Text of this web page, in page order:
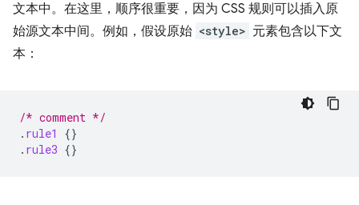
文本中。在这里，顺序很重要，因为 CSS 规则可以插入原
始源文本中间。例如，假设原始 <style> 元素包含以下文
本：
/* comment */
. rule1
{}
. rule3 {}